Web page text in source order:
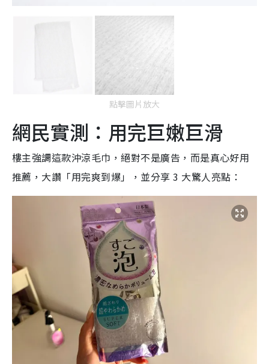
點擊圖片放大
網民實測：用完巨嫩巨滑
樓主強調這款沖涼毛巾，絕對不是廣告，而是真心好用
推薦，大讚「用完爽到爆」，並分享 3 大驚人亮點：